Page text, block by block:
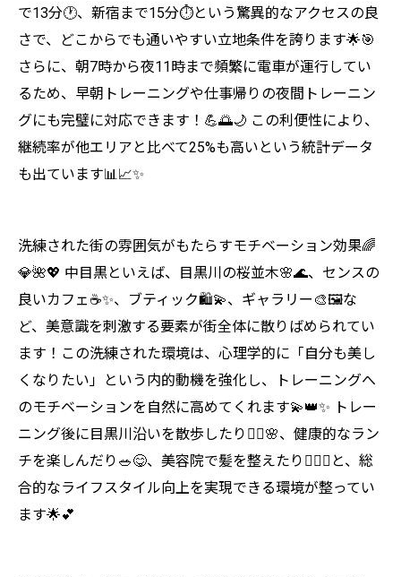
で13分🕐、新宿まで15分⏱️という驚異的なアクセスの良
さで、どこからでも通いやすい立地条件を誇ります🌟🎯
さらに、朝7時から夜11時まで頻繁に電車が運行してい
るため、早朝トレーニングや仕事帰りの夜間トレーニン
グにも完璧に対応できます！💪🌅🌙 この利便性により、
継続率が他エリアと比べて25%も高いという統計データ
も出ています📊📈✨
洗練された街の雰囲気がもたらすモチベーション効果🌈
💎🌺💖 中目黒といえば、目黒川の桜並木🌸🌊、センスの
良いカフェ☕✨、ブティック🛍️💫、ギャラリー🎨🖼️な
ど、美意識を刺激する要素が街全体に散りばめられてい
ます！この洗練された環境は、心理学的に「自分も美し
くなりたい」という内的動機を強化し、トレーニングへ
のモチベーションを自然に高めてくれます💫👑✨ トレー
ニング後に目黒川沿いを散歩したり🚶‍♀️🌸、健康的なラン
チを楽しんだり🥗😋、美容院で髪を整えたり💇‍♀️✨と、総
合的なライフスタイル向上を実現できる環境が整ってい
ます🌟💕